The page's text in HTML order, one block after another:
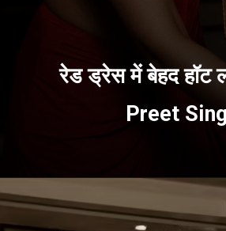
रेड ड्रेस में बेहद हॉट
Preet